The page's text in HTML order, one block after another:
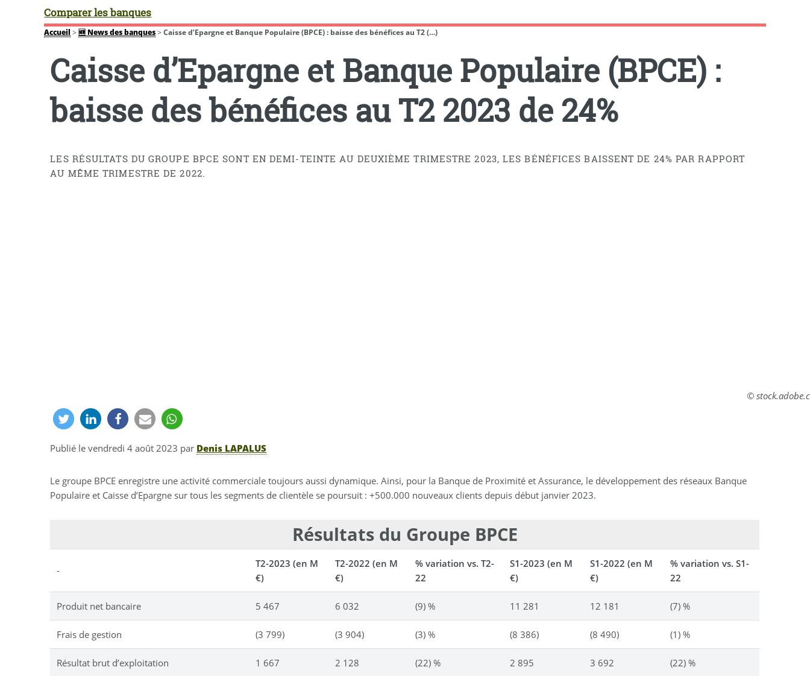
Comparer les banques
Accueil >🆕 News des banques>Caisse d’Epargne et Banque Populaire (BPCE) : baisse des bénéfices au T2 (…)
Caisse d’Epargne et Banque Populaire (BPCE) :
baisse des bénéfices au T2 2023 de 24%
LES RÉSULTATS DU GROUPE BPCE SONT EN DEMI-TEINTE AU DEUXIÈME TRIMESTRE 2023, LES BÉNÉFICES BAISSENT DE 24% PAR RAPPORT
AU MÊME TRIMESTRE DE 2022.
©
Publié levendredi 4 août 2023 par Denis LAPALUS
Le groupe BPCE enregistre une activité commerciale toujours aussi dynamique. Ainsi, pour la Banque de Proximité et Assurance, le développement des réseaux Banque
Populaire et Caisse d’Epargne sur tous les segments de clientèle se poursuit : +500.000 nouveaux clients depuis début janvier 2023.
Résultats du Groupe BPCE
-
T2-2023 (en M
€)
T2-2022 (en M
€)
% variation vs. T2-
22
S1-2023 (en M
€)
S1-2022 (en M
€)
% variation vs. S1-
22
Produit net bancaire 5 467 6 032 (9) % 11 281 12 181 (7) %
Frais de gestion (3 799) (3 904) (3) % (8 386) (8 490) (1) %
Résultat brut d’exploitation 1 667 2 128 (22) % 2 895 3 692 (22) %